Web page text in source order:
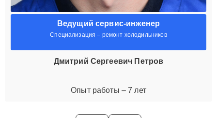
Ведущий сервис-инженер
Специализация – ремонт холодильников
Дмитрий Сергеевич Петров
Опыт работы – 7 лет